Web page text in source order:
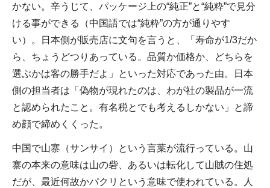
かない。辛うじて、パッケージ上の“純正”と“純粋”で見分
ける事ができる（中国語では“純粋”の方が通りやす
い）。日本側が販売店に文句を言うと、「寿命が1/3だか
ら、ちょうどつりあっている。品質か価格か、どちらを
選ぶかは客の勝手だよ」といった対応であった由。日本
側の担当者は「偽物が現れたのは、わが社の製品が一流
と認められたこと。有名税とでも考えるしかない」と諦
め顔で締めくくった。
中国で山寨（サンサイ）という言葉が流行っている。山
寨の本来の意味は山の砦、あるいは転化して山賊の住処
だが、最近何故かパクリという意味で使われている。人